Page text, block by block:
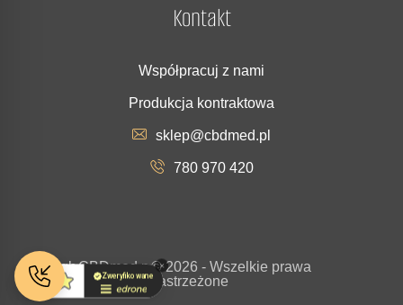
Kontakt
Współpracuj z nami
Produkcja kontraktowa
sklep@cbdmed.pl
780 970 420
CopyrighCBDmed.p© 2026 - Wszelkie prawa
zastrzeżone